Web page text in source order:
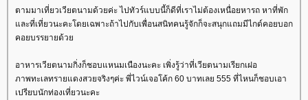
ตามมาเที่ยวเวียตนามด้วยค่ะ ไปทัวร์แบบนี้ก็ดีที่เราไม่ต้องเหนื่อยหารถ หาที่พัก
ละที่เที่ยวนะคะโดยเฉพาะถ้าไปกับเพื่อนสนิทคนรู้จักก็จะสนุกแถมมีไกด์คอยบอก
คอยบรรยายด้ว
อาหารเวียตนามกิ่งก็ชอบแหนมเนืองนะคะ เพิ่งรู้ว่าที่เวียตนามเรียกเฝอ
ภาพทะเลทรายแดงสวยจริงๆค่ะ พี่ไวน์เจอโค้ก 60 บาทเลย 555 ที่ไหนก็ชอบเอา
เปรียบนักท่องเที่ยวนะคะ